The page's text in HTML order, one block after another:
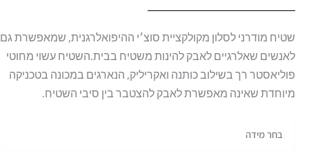
שטיח מודרני לסלון מקולקציית סוצ׳י ההיפואלרגנית, שמאפשרת גם
לאנשים שאלרגיים לאבק להינות משטיח בבית.השטיח עשוי מחוטי
פוליאסטר רך בשילוב כותנה ואקריליק, הנארגים במכונה בטכניקה
מיוחדת שאינה מאפשרת לאבק להצטבר בין סיבי השטיח.
בחר מידה